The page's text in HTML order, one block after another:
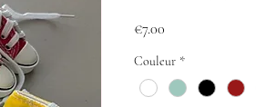
€7.00
Couleur *